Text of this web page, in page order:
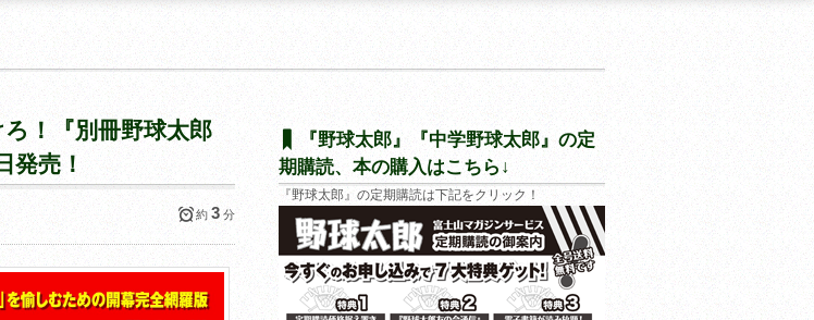
！『別冊野球太郎
発売！
約 3 分
『野球太郎』『中学野球太郎』の定
期購読、本の購入はこちら↓
『野球太郎』の定期購読は下記をクリック！